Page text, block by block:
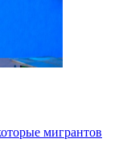
мигрантов